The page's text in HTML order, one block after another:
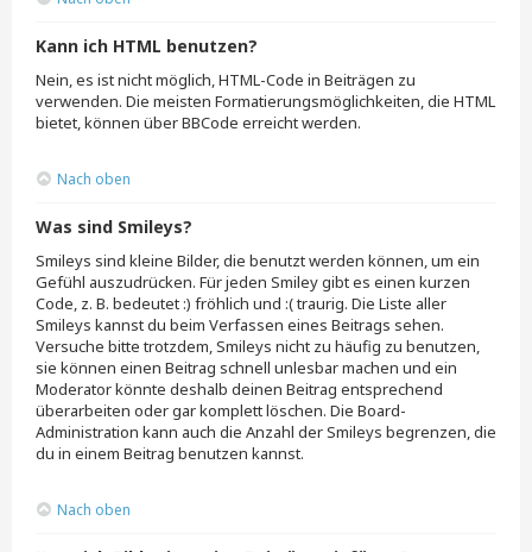
Kann ich HTML benutzen?
Nein, es ist nicht möglich, HTML-Code in Beiträgen zu
verwenden. Die meisten Formatierungsmöglichkeiten, die HTML
bietet, können über BBCode erreicht werden.
Nach oben
Was sind Smileys?
Smileys sind kleine Bilder, die benutzt werden können, um ein
Gefühl auszudrücken. Für jeden Smiley gibt es einen kurzen
Code, z. B. bedeutet :) fröhlich und :( traurig. Die Liste aller
Smileys kannst du beim Verfassen eines Beitrags sehen.
Versuche bitte trotzdem, Smileys nicht zu häufig zu benutzen,
sie können einen Beitrag schnell unlesbar machen und ein
Moderator könnte deshalb deinen Beitrag entsprechend
überarbeiten oder gar komplett löschen. Die Board-
Administration kann auch die Anzahl der Smileys begrenzen, die
du in einem Beitrag benutzen kannst.
Nach oben